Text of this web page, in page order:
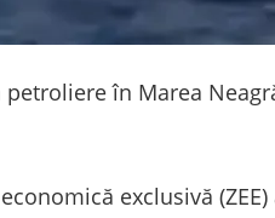
petroliere în Marea
exclusivă